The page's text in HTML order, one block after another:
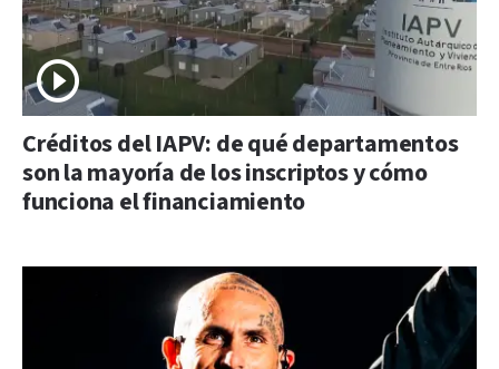
Créditos del IAPV: de qué departamentos
son la mayoría de los inscriptos y cómo
funciona el financiamiento